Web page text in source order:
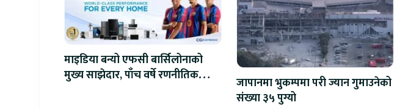
माइडिया बन्यो एफसी बार्सिलोनाको
मुख्य साझेदार, पाँच वर्षे रणनीतिक
जापानमा भुकम्पमा परी ज्यान गुमाउनेको
संख्या ३५ पुग्यो